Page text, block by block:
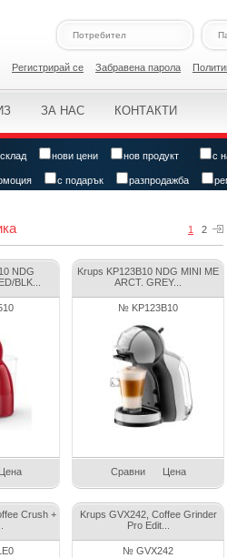
Регистрирай се Забравена парола
ЗА НАС КОНТАКТИ
нови цени нов продукт с
с подарък разпродажба
1 2
NDG
BLK...
Цена
Krups KP123B10 NDG MINI ME
ARCT. GREY...
№ KP123B10
Сравни Цена
Crush +
Krups GVX242, Coffee Grinder
Pro Edit...
№ GVX242